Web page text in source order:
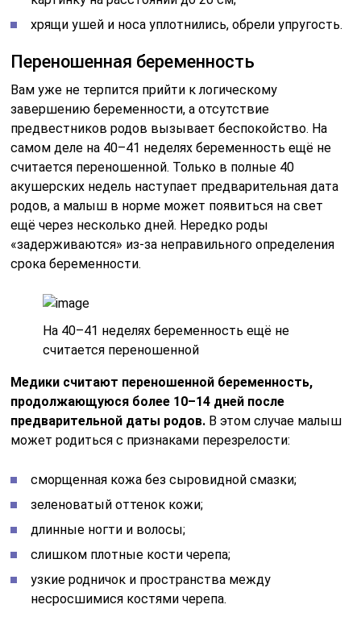
хрящи ушей и носа уплотнились, обрели упругость.
Переношенная беременность
Вам уже не терпится прийти к логическому
завершению беременности, а отсутствие
предвестников родов вызывает беспокойство. На
самом деле на 40–41 неделях беременность ещё не
считается переношенной. Только в полные 40
акушерских недель наступает предварительная дата
родов, а малыш в норме может появиться на свет
ещё через несколько дней. Нередко роды
«задерживаются» из-за неправильного определения
срока беременности.
На 40–41 неделях беременность ещё не
считается переношенной
Медики считают переношенной беременность,
продолжающуюся более 10–14 дней после
предварительной даты родов. В этом случае малыш
может родиться с признаками перезрелости:
сморщенная кожа без сыровидной смазки;
зеленоватый оттенок кожи;
длинные ногти и волосы;
слишком плотные кости черепа;
узкие родничок и пространства между
несросшимися костями черепа.